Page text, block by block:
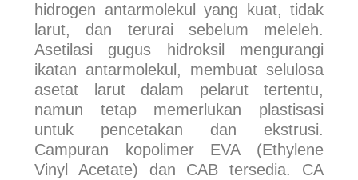
hidrogen antarmolekul yang kuat, tidak
larut, dan terurai sebelum meleleh.
Asetilasi gugus hidroksil mengurangi
ikatan antarmolekul, membuat selulosa
asetat larut dalam pelarut tertentu,
namun tetap memerlukan plastisasi
untuk pencetakan dan ekstrusi.
Campuran kopolimer EVA (Ethylene
Vinyl Acetate) dan CAB tersedia. CA